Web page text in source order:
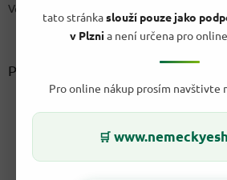
tato stránkaslouží pouze jako
v Plznia není určena pro
Pro online nákup prosím navštivte
🛒
Velkoobchod
Přijímáme online platby